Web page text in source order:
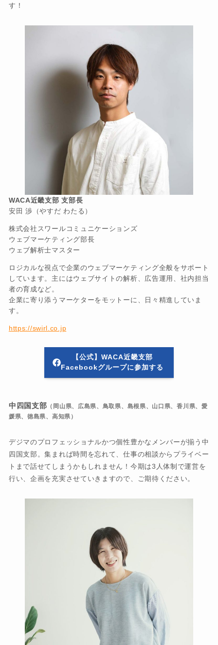
す！
WACA近畿支部 支部長
安田 渉（やすだ わたる）
株式会社スワールコミュニケーションズ
ウェブマーケティング部長
ウェブ解析士マスター
ロジカルな視点で企業のウェブマーケティング全般をサポート
しています。主にはウェブサイトの解析、広告運用、社内担当
者の育成など。
企業に寄り添うマーケターをモットーに、日々精進していま
す。
https://swirl.co.jp
【公式】WACA近畿支部
Facebookグループに参加する
中四国支部 （岡山県、広島県、鳥取県、島根県、山口県、香川県、愛
媛県、徳島県、高知県）
デジマのプロフェッショナルかつ個性豊かなメンバーが揃う中
四国支部。集まれば時間を忘れて、仕事の相談からプライベー
トまで話せてしまうかもしれません！今期は3人体制で運営を
行い、企画を充実させていきますので、ご期待ください。